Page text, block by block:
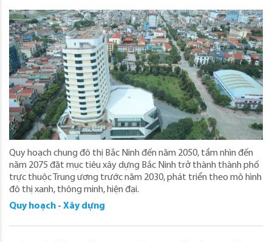
Quy hoạch chung đô thị Bắc Ninh đến năm 2050, tầm nhìn đến
năm 2075 đặt mục tiêu xây dựng Bắc Ninh trở thành thành phố
trực thuộc Trung ương trước năm 2030, phát triển theo mô hình
đô thị xanh, thông minh, hiện đại.
Quy hoạch - Xây dựng